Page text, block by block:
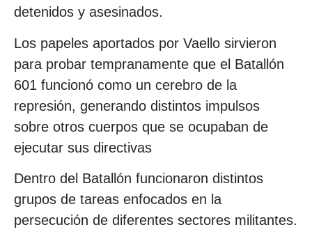
detenidos y asesinados.
Los papeles aportados por Vaello sirvieron
para probar tempranamente que el Batallón
601 funcionó como un cerebro de la
represión, generando distintos impulsos
sobre otros cuerpos que se ocupaban de
ejecutar sus directivas
Dentro del Batallón funcionaron distintos
grupos de tareas enfocados en la
persecución de diferentes sectores militantes.